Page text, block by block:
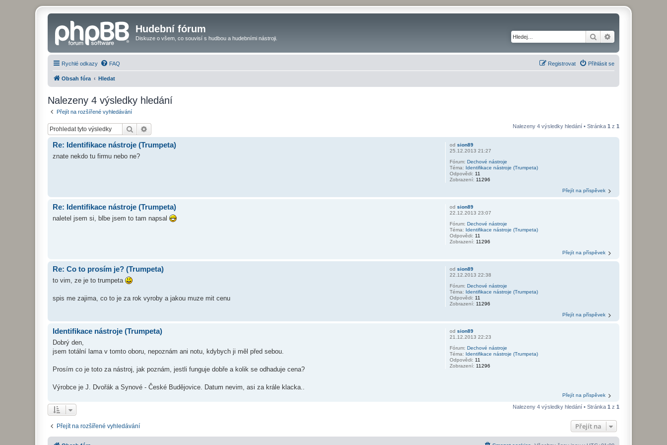
Hudební fórum
Diskuze o všem, co souvisí s hudbou a hudebními nástroji. Hledat
Rychlé odkazy FAQ Přihlásit se
Registrovat
Obsah fóra Hledat
Nalezeny 4 výsledky hledání
Přejít na rozšířené vyhledávání
Hledat Nalezeny 4 výsledky hledání • Stránka 1 z 1
odsion89
25.12.2013 21:27
Fórum:Dechové nástroje
Téma: Identifikace nástroje (Trumpeta)
Odpovědi: 11
Zobrazení: 11296
Re: Identifikace nástroje (Trumpeta)
znate nekdo tu firmu nebo ne?
Přejít na příspěvek
odsion89
22.12.2013 23:07
Fórum:Dechové nástroje
Téma: Identifikace nástroje (Trumpeta)
Odpovědi: 11
Zobrazení: 11296
Re: Identifikace nástroje (Trumpeta)
naletel jsem si, blbe jsem to tam napsal
Přejít na příspěvek
odsion89
22.12.2013 22:38
Fórum:Dechové nástroje
Téma: Identifikace nástroje (Trumpeta)
Odpovědi: 11
Zobrazení: 11296
Re: Co to prosím je? (Trumpeta)
to vim, ze je to trumpeta
spis me zajima, co to je za rok vyroby a jakou muze mit cenu
Přejít na příspěvek
odsion89
21.12.2013 22:23
Fórum:Dechové nástroje
Téma: Identifikace nástroje (Trumpeta)
Odpovědi: 11
Zobrazení: 11296
Identifikace nástroje (Trumpeta)
Dobrý den,
jsem totální lama v tomto oboru, nepoznám ani notu, kdybych ji měl před sebou.
Prosím co je toto za nástroj, jak poznám, jestli funguje dobře a kolik se odhaduje cena?
Výrobce je J. Dvořák a Synové - České Budějovice. Datum nevim, asi za krále klacka..
Přejít na příspěvek
Nalezeny 4 výsledky hledání • Stránka 1 z 1
Přejít na rozšířené vyhledávání Přejít na